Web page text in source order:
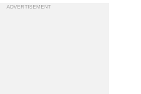
ADVERTISEMENT